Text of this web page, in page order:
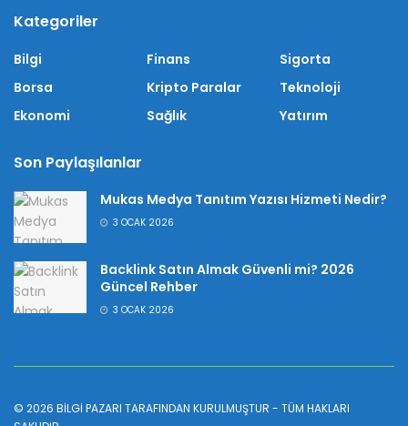
Kategoriler
Bilgi
Borsa
Ekonomi
Finans
Kripto Paralar
Sağlık
Sigorta
Teknoloji
Yatırım
Son Paylaşılanlar
Mukas Medya Tanıtım Yazısı Hizmeti Nedir?
3 OCAK 2026
Backlink Satın Almak Güvenli mi? 2026
Güncel Rehber
3 OCAK 2026
© 2026 BİLGİ PAZARI TARAFINDAN KURULMUŞTUR - TÜM HAKLARI